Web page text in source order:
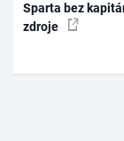
Sparta bez
zdroje